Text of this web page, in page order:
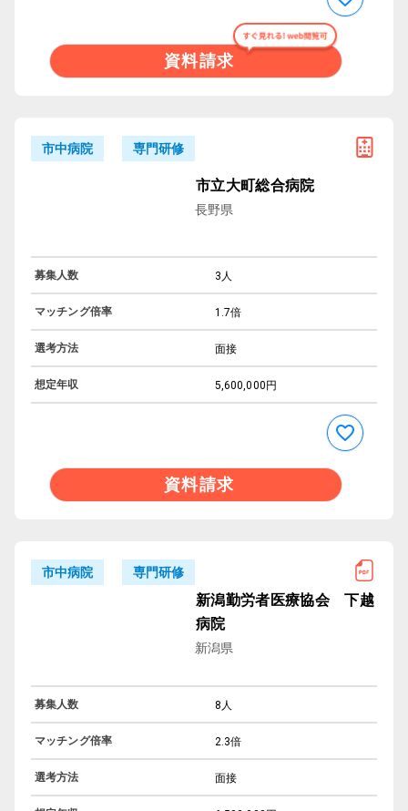
資料請求
市中病院 専門研修
市立大町総合病院
長野県
募集人数 3人
マッチング倍率 1.7倍
選考方法 面接
想定年収 5,600,000円
資料請求
市中病院 専門研修
新潟勤労者医療協会 下越
病院
新潟県
募集人数 8人
マッチング倍率 2.3倍
選考方法 面接